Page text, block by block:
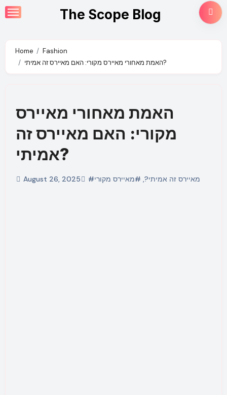
Skip
to
The Scope Blog
Home
Fashion
האמת מאחורי מאיירס מקורי: האם מאיירס זה אמיתי?
האמת מאחורי מאיירס
מקורי: האם מאיירס זה
אמיתי?
August 26, 2025 #מאיירס זה אמיתי?, #מאיירס מקורי